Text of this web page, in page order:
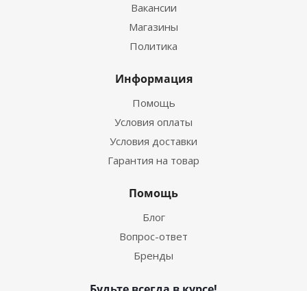
Вакансии
Магазины
Политика
Информация
Помощь
Условия оплаты
Условия доставки
Гарантия на товар
Помощь
Блог
Вопрос-ответ
Бренды